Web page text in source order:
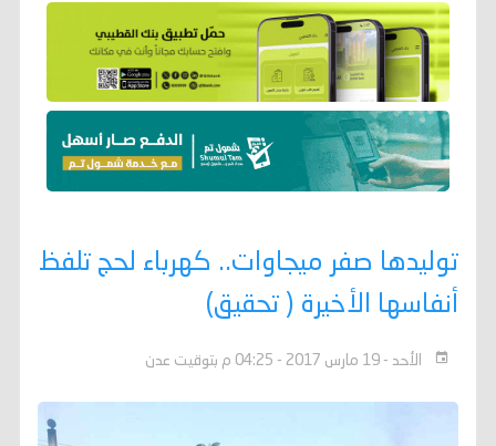
توليدها صفر ميجاوات.. كهرباء لحج تلفظ
أنفاسها الأخيرة ( تحقيق)
الأحد - 19 مارس 2017 - 04:25 م بتوقيت عدن